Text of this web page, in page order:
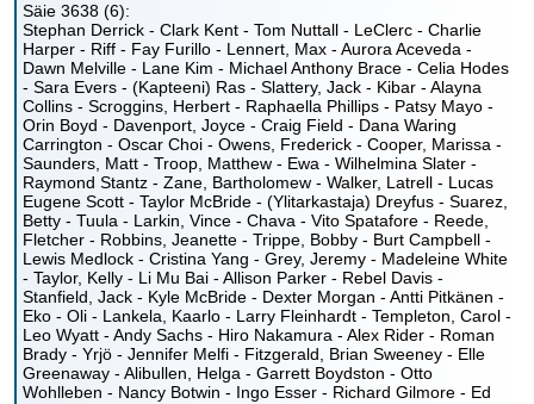
Säie 3638 (6):
Stephan Derrick - Clark Kent - Tom Nuttall - LeClerc - Charlie
Harper - Riff - Fay Furillo - Lennert, Max - Aurora Aceveda -
Dawn Melville - Lane Kim - Michael Anthony Brace - Celia Hodes
- Sara Evers - (Kapteeni) Ras - Slattery, Jack - Kibar - Alayna
Collins - Scroggins, Herbert - Raphaella Phillips - Patsy Mayo -
Orin Boyd - Davenport, Joyce - Craig Field - Dana Waring
Carrington - Oscar Choi - Owens, Frederick - Cooper, Marissa -
Saunders, Matt - Troop, Matthew - Ewa - Wilhelmina Slater -
Raymond Stantz - Zane, Bartholomew - Walker, Latrell - Lucas
Eugene Scott - Taylor McBride - (Ylitarkastaja) Dreyfus - Suarez,
Betty - Tuula - Larkin, Vince - Chava - Vito Spatafore - Reede,
Fletcher - Robbins, Jeanette - Trippe, Bobby - Burt Campbell -
Lewis Medlock - Cristina Yang - Grey, Jeremy - Madeleine White
- Taylor, Kelly - Li Mu Bai - Allison Parker - Rebel Davis -
Stanfield, Jack - Kyle McBride - Dexter Morgan - Antti Pitkänen -
Eko - Oli - Lankela, Kaarlo - Larry Fleinhardt - Templeton, Carol -
Leo Wyatt - Andy Sachs - Hiro Nakamura - Alex Rider - Roman
Brady - Yrjö - Jennifer Melfi - Fitzgerald, Brian Sweeney - Elle
Greenaway - Alibullen, Helga - Garrett Boydston - Otto
Wohlleben - Nancy Botwin - Ingo Esser - Richard Gilmore - Ed